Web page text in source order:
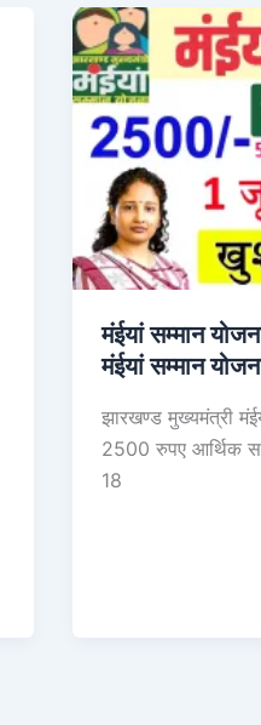
मंईयां सम्मान
मंईयां सम्मान
झारखण्ड मुख्यमंत्री
2500 रुपए आर्थिक
18